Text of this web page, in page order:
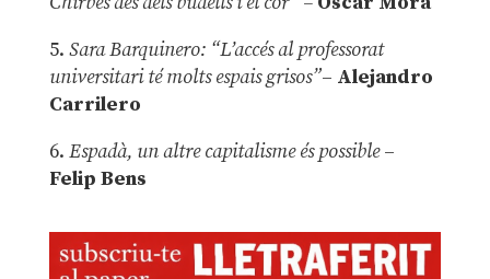
5. Sara Barquinero: “L’accés al professorat
universitari té molts espais grisos”– Alejandro
Carrilero
6. Espadà, un altre capitalisme és possible –
Felip Bens